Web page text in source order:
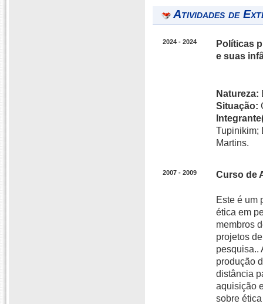
Atividades de
2024 - 2024
Políticas
e suas
Natureza:
Situação:
Tupinikim;
Martins.
2007 - 2009 Curso de
Este é um
ética em
membros
projetos
pesquisa..
produção
distância
aquisição
sobre